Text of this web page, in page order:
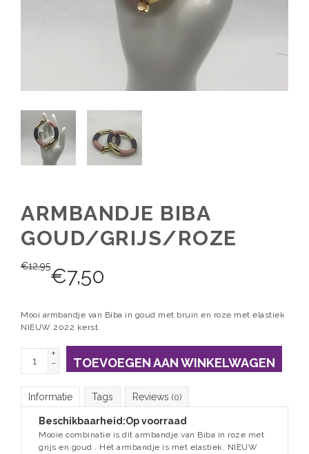
ARMBANDJE BIBA
GOUD/GRIJS/ROZE
€12,95€7,50
Mooi armbandje van Biba in goud met bruin en roze met elastiek
NIEUW 2022 kerst.
+
-
TOEVOEGEN AAN WINKELWAGEN
Informatie Tags Reviews (0)
Beschikbaarheid:Op voorraad
Mooie combinatie is dit armbandje van Biba in roze met
grijs en goud . Het armbandje is met elastiek. NIEUW